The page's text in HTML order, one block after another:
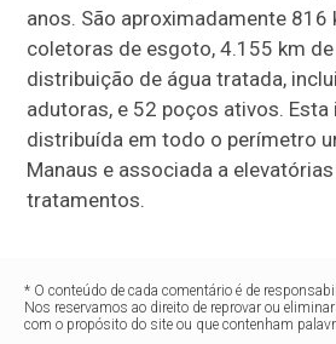
anos. São aproximadamente 816
coletoras de esgoto, 4.155 km
distribuição de água tratada,
adutoras, e 52 poços ativos.
distribuída em todo o perímetro
Manaus e associada a
tratamentos.
* O conteúdo de cada comentário é de
Nos reservamos ao direito de reprovar ou
com o propósito do site ou que contenham